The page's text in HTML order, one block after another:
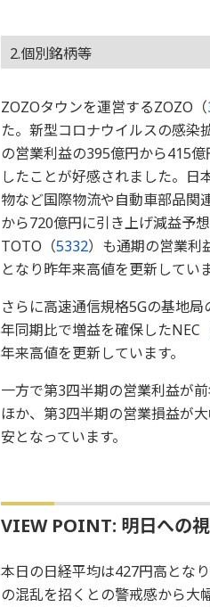
2.個別銘柄等
ZOZOタウンを運営するZOZO（
た。新型コロナウイルスの感染
の営業利益の395億円から415
したことが好感されました。日
物など国際物流や自動車部品関
から720億円に引き上げ減益予
TOTO（5332）も通期の営業利
となり昨年来高値を更新していま
さらに高速通信規格5Gの基地
年同期比で増益を確保したNEC
年来高値を更新しています。
一方で第3四半期の営業利益が
ほか、第3四半期の営業損益が
安となっています。
VIEW POINT: 明日への
本日の日経平均は427円高とな
の混乱を招くとの警戒感から大